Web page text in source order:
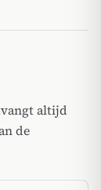
altijd
de